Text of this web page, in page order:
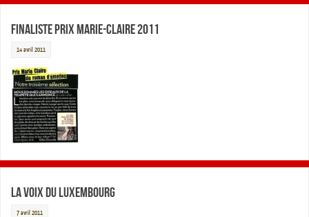
Finaliste Prix Marie-Claire 2011
14 avril 2011
La Voix du Luxembourg
7 avril 2011